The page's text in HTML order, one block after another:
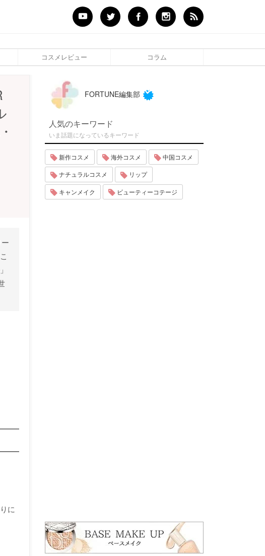
コスメレビュー コラム
に
FORTUNE編集部
人気のキーワード
いま話題になっているキーワード
新作コスメ 海外コスメ 中国コスメ
ナチュラルコスメ リップ
キャンメイク ビューティーコテージ